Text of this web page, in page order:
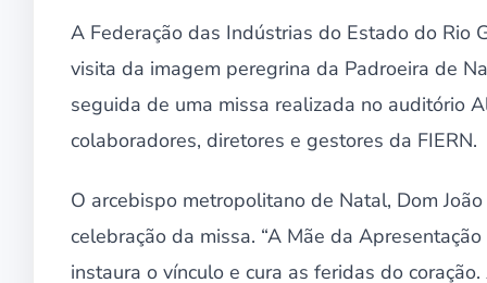
A Federação das Indústrias do Estado do Rio
visita da imagem peregrina da Padroeira de
seguida de uma missa realizada no auditório
colaboradores, diretores e gestores da FIERN.
O arcebispo metropolitano de Natal, Dom
celebração da missa. “A Mãe da
instaura o vínculo e cura as feridas do